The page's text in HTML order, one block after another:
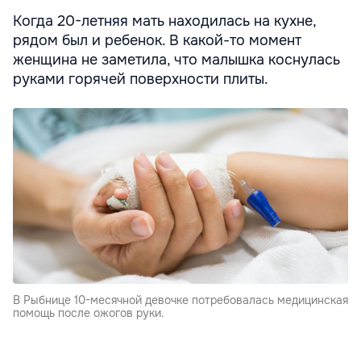
Когда 20-летняя мать находилась на кухне,
рядом был и ребенок. В какой-то момент
женщина не заметила, что малышка коснулась
руками горячей поверхности плиты.
В Рыбнице 10-месячной девочке потребовалась медицинская
помощь после ожогов руки.